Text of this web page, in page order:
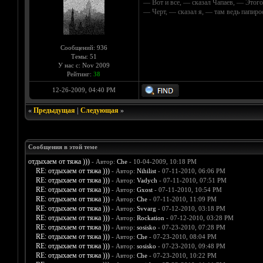
Сообщений: 936
Темы: 51
У нас с: Nov 2009
Рейтинг: 38
— Вот и все, — сказал Чапаев, — Этого
— Черт, — сказал я, — там ведь
12-26-2009, 04:40 PM
« Предыдущая| Следующая»
Сообщения в этой теме
отдыхаем от тяжа ))) - Автор: Che- 10-04-2009, 10:18 PM
RE: отдыхаем от тяжа ))) - Автор: Nihilist- 07-11-2010, 06:06 PM
RE: отдыхаем от тяжа ))) - Автор: Vadych - 07-11-2010, 07:51 PM
RE: отдыхаем от тяжа ))) - Автор: Gxost- 07-11-2010, 10:54 PM
RE: отдыхаем от тяжа ))) - Автор: Che- 07-11-2010, 11:09 PM
RE: отдыхаем от тяжа ))) - Автор: Svvarg - 07-12-2010, 03:18 PM
RE: отдыхаем от тяжа ))) - Автор: Rockation - 07-12-2010, 03:28 PM
RE: отдыхаем от тяжа ))) - Автор: sosisko - 07-23-2010, 07:28 PM
RE: отдыхаем от тяжа ))) - Автор: Che- 07-23-2010, 08:04 PM
RE: отдыхаем от тяжа ))) - Автор: sosisko - 07-23-2010, 09:48 PM
RE: отдыхаем от тяжа ))) - Автор: Che- 07-23-2010, 10:22 PM